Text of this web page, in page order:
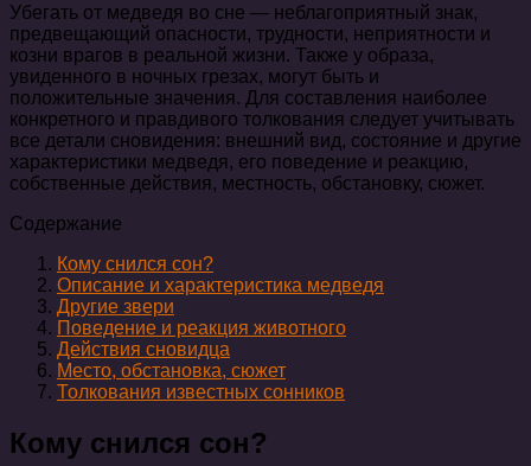
Убегать от медведя во сне — неблагоприятный знак,
предвещающий опасности, трудности, неприятности и
козни врагов в реальной жизни. Также у образа,
увиденного в ночных грезах, могут быть и
положительные значения. Для составления наиболее
конкретного и правдивого толкования следует учитывать
все детали сновидения: внешний вид, состояние и другие
характеристики медведя, его поведение и реакцию,
собственные действия, местность, обстановку, сюжет.
Содержание
Кому снился сон?
Описание и характеристика медведя
Другие звери
Поведение и реакция животного
Действия сновидца
Место, обстановка, сюжет
Толкования известных сонников
Кому снился сон?